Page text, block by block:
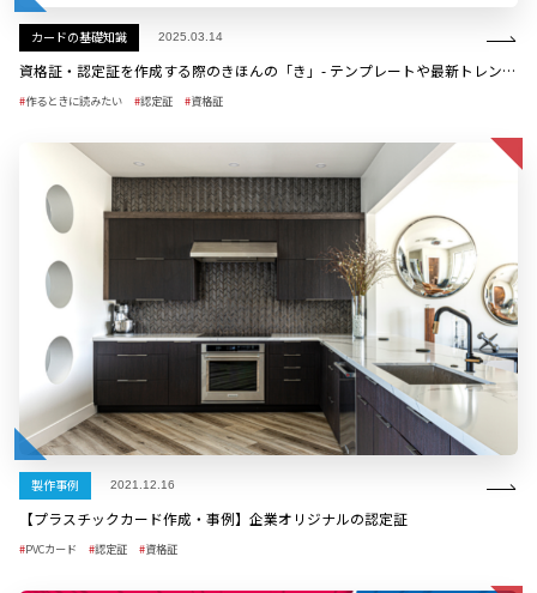
カードの基礎知識 2025.03.14
資格証・認定証を作成する際のきほんの「き」- テンプレートや最新トレンドも紹介
作るときに読みたい 認定証 資格証
製作事例 2021.12.16
【プラスチックカード作成・事例】企業オリジナルの認定証
PVCカード 認定証 資格証